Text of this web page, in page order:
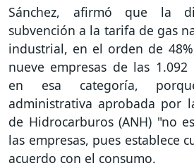
Sánchez, afirmó que la
subvención a la tarifa de gas
industrial, en el orden de
nueve empresas de las
en esa categoría,
administrativa aprobada por
de Hidrocarburos (ANH) "no
las empresas, pues establece
acuerdo con el consumo.